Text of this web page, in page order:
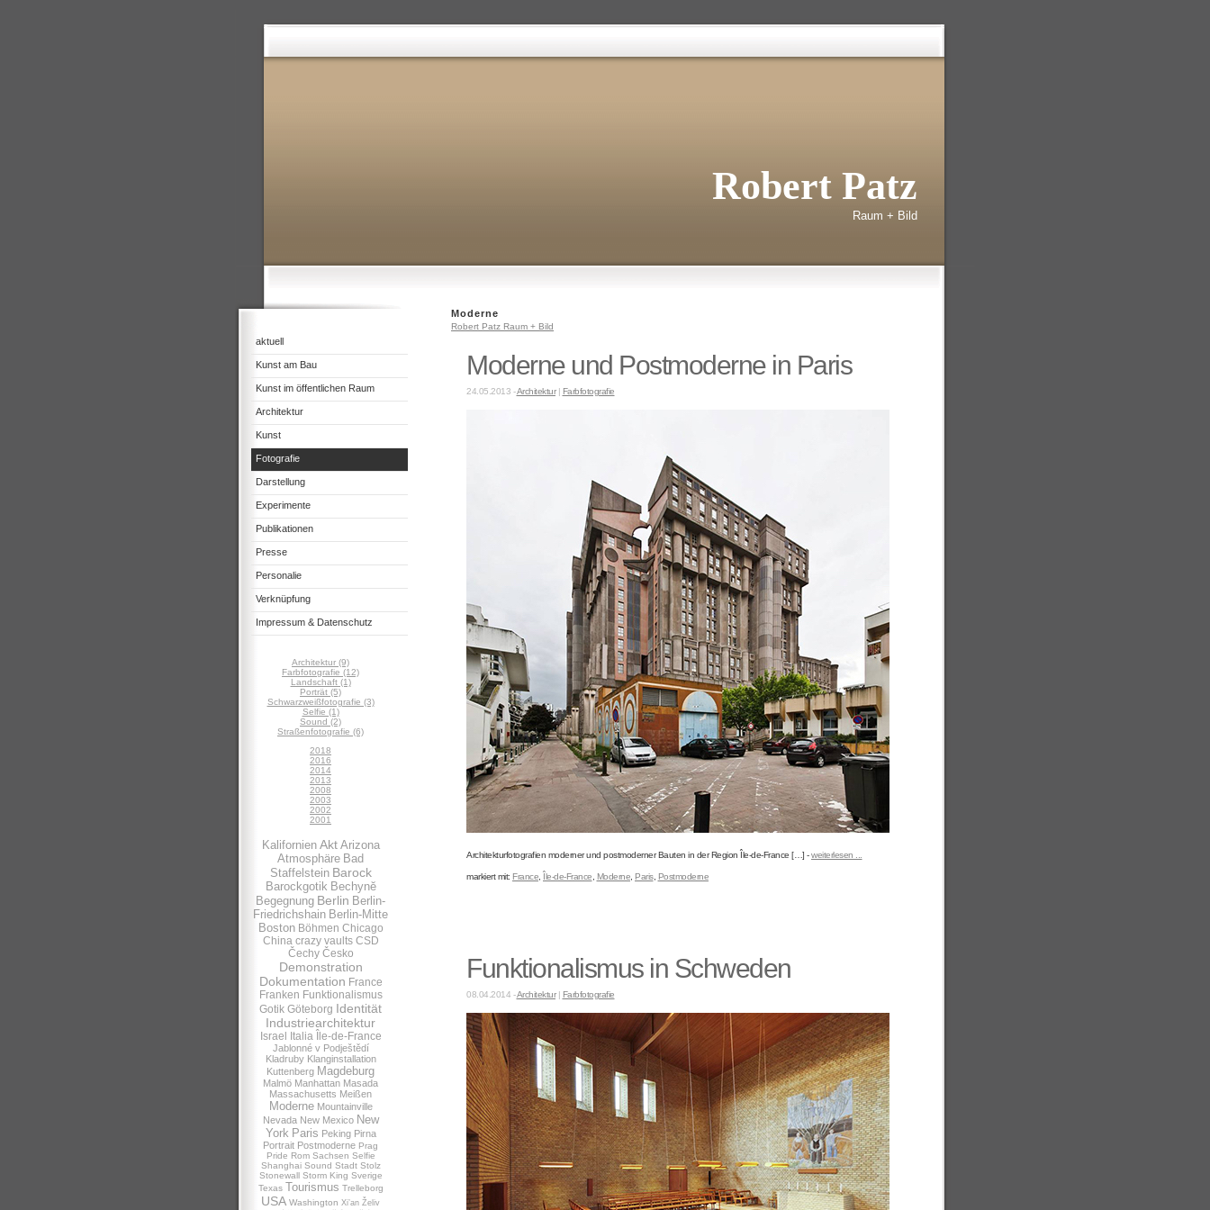
Robert Patz
Raum + Bild
aktuell
Kunst am Bau
Kunst im öffentlichen Raum
Architektur
Kunst
Fotografie
Darstellung
Experimente
Publikationen
Presse
Personalie
Verknüpfung
Impressum & Datenschutz
Architektur (9)
Farbfotografie (12)
Landschaft (1)
Porträt (5)
Schwarzweißfotografie (3)
Selfie (1)
Sound (2)
Straßenfotografie (6)
2018
2016
2014
2013
2008
2003
2002
2001
Kalifornien Akt Arizona
Atmosphäre Bad
Staffelstein Barock
Barockgotik Bechynĕ
Begegnung Berlin Berlin-
Friedrichshain Berlin-Mitte
Boston Böhmen Chicago
China crazy vaults CSD
Čechy Česko
Demonstration
Dokumentation France
Franken Funktionalismus
Gotik Göteborg Identität
Industriearchitektur
Israel Italia Île-de-France
Jablonné v Podještědí
Kladruby Klanginstallation
Kuttenberg Magdeburg
Malmö Manhattan Masada
Massachusetts Meißen
Moderne Mountainville
Nevada New Mexico New
York Paris Peking Pirna
Portrait Postmoderne Prag
Pride Rom Sachsen Selfie
Shanghai Sound Stadt Stolz
Stonewall Storm King Sverige
Texas Tourismus Trelleborg
USA Washington Xi’an Želiv
Moderne
Robert Patz Raum + Bild
Moderne und Postmoderne in Paris
24.05.2013 -Architektur| Farbfotografie
Architekturfotografien moderner und postmoderner Bauten in der Region Île-de-France […] -weiterlesen ...
markiert mit: France Île-de-France Moderne Paris, Postmoderne
Funktionalismus in Schweden
08.04.2014 -Architektur| Farbfotografie